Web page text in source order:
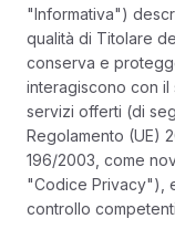
"Informativa")
qualità di Titolare
conserva e
interagiscono con il
servizi offerti (di
Regolamento (UE)
196/2003, come
"Codice Privacy"),
controllo